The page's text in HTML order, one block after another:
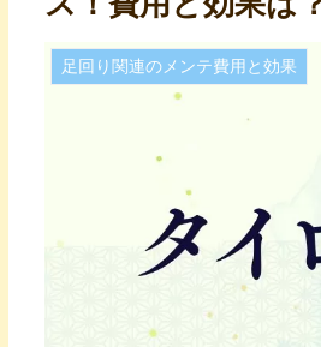
足回り関連のメンテ費用と効果